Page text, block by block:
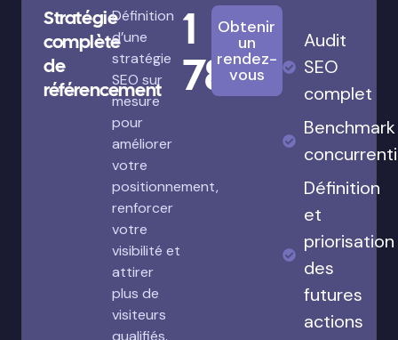
Stratégie
complète
de
référencement
Définition
d’une
stratégie
SEO sur
mesure
pour
améliorer
votre
positionnement,
renforcer
votre
visibilité et
attirer
plus de
visiteurs
qualifiés.
1
780€
Obtenir
un
rendez-
vous
Audit
SEO
complet
Benchmark
Définition
et
priorisation
des
futures
actions